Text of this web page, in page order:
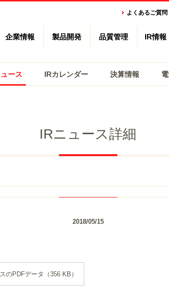
企業情報 製品開発 品質管理 IR情報
よくあるご質問
ース IRカレンダー 決算情報
IRニュース詳細
2018/05/15
のPDFデータ（356 KB）